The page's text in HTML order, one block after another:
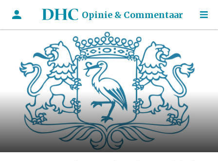
Opinie & Commentaar